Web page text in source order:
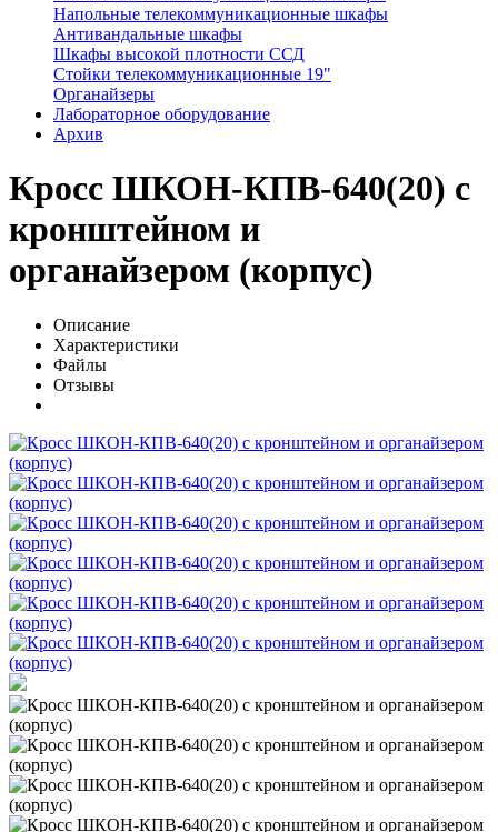
Напольные телекоммуникационные шкафы
Антивандальные шкафы
Шкафы высокой плотности ССД
Стойки телекоммуникационные 19"
Органайзеры
Лабораторное оборудование
Архив
Кросс ШКОН-КПВ-640(20) с
кронштейном и
органайзером (корпус)
Описание
Характеристики
Файлы
Отзывы